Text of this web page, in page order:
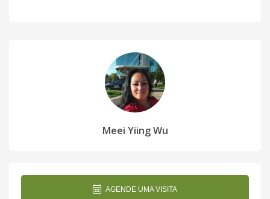
Meei Yiing Wu
AGENDE UMA VISITA